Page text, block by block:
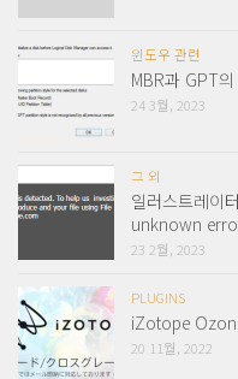
윈도우 관련
MBR과 GPT의
24 3월, 2023
그 외
일러스트레이
unknown
23 2월, 2023
PLUGINS
iZotope
20 11월, 2022